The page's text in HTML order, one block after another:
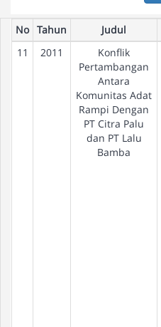
No Tahun Judul
11
2011
Konflik
Pertambangan
Antara
Komunitas Adat
Rampi Dengan
PT Citra Palu
dan PT Lalu
Bamba